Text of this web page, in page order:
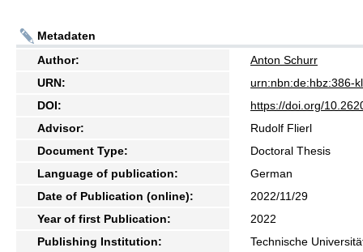
Metadaten
Author:
Anton Schurr
URN:
urn:nbn:de:hbz:386-
DOI:
https://doi.org/
Advisor:
Rudolf Flierl
Document Type:
Doctoral Thesis
Language of publication:
German
Date of Publication (online):
2022/11/29
Year of first Publication:
2022
Publishing Institution:
Technische